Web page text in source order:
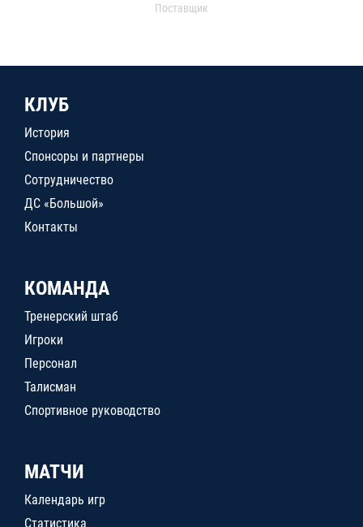
Поставщик
КЛУБ
История
Спонсоры и партнеры
Сотрудничество
ДС «Большой»
Контакты
КОМАНДА
Тренерский штаб
Игроки
Персонал
Талисман
Спортивное руководство
МАТЧИ
Календарь игр
Статистика